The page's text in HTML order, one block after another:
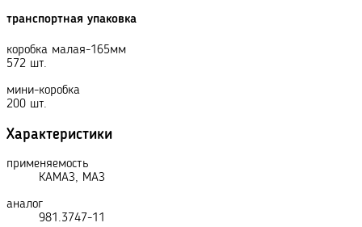
транспортная упаковка
коробка малая-165мм
572 шт.
мини-коробка
200 шт.
Характеристики
применяемость
КАМАЗ, МАЗ
аналог
981.3747-11